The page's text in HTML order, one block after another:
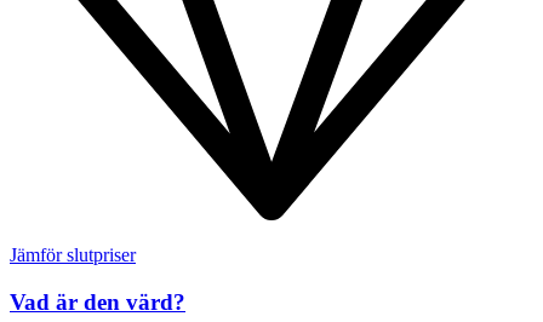
Jämför slutpriser
Vad är den värd?